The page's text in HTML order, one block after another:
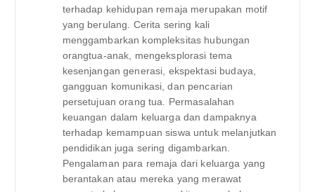
terhadap kehidupan remaja merupakan motif
yang berulang. Cerita sering kali
menggambarkan kompleksitas hubungan
orangtua-anak, mengeksplorasi tema
kesenjangan generasi, ekspektasi budaya,
gangguan komunikasi, dan pencarian
persetujuan orang tua. Permasalahan
keuangan dalam keluarga dan dampaknya
terhadap kemampuan siswa untuk melanjutkan
pendidikan juga sering digambarkan.
Pengalaman para remaja dari keluarga yang
berantakan atau mereka yang merawat